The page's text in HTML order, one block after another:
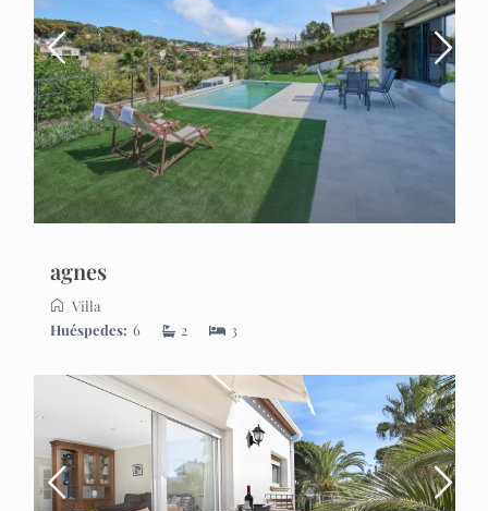
agnes
Villa
Huéspedes: 6 2 3